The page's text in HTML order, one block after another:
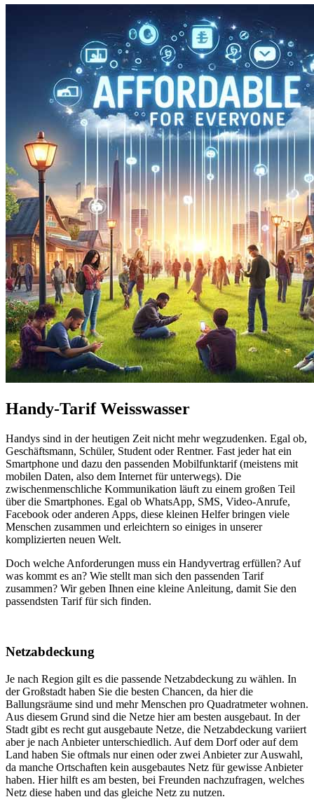
Handy-Tarif Weisswasser
Handys sind in der heutigen Zeit nicht mehr wegzudenken. Egal ob,
Geschäftsmann, Schüler, Student oder Rentner. Fast jeder hat ein
Smartphone und dazu den passenden Mobilfunktarif (meistens mit
mobilen Daten, also dem Internet für unterwegs). Die
zwischenmenschliche Kommunikation läuft zu einem großen Teil
über die Smartphones. Egal ob WhatsApp, SMS, Video-Anrufe,
Facebook oder anderen Apps, diese kleinen Helfer bringen viele
Menschen zusammen und erleichtern so einiges in unserer
komplizierten neuen Welt.
Doch welche Anforderungen muss ein Handyvertrag erfüllen? Auf
was kommt es an? Wie stellt man sich den passenden Tarif
zusammen? Wir geben Ihnen eine kleine Anleitung, damit Sie den
passendsten Tarif für sich finden.
Netzabdeckung
Je nach Region gilt es die passende Netzabdeckung zu wählen. In
der Großstadt haben Sie die besten Chancen, da hier die
Ballungsräume sind und mehr Menschen pro Quadratmeter wohnen.
Aus diesem Grund sind die Netze hier am besten ausgebaut. In der
Stadt gibt es recht gut ausgebaute Netze, die Netzabdeckung variiert
aber je nach Anbieter unterschiedlich. Auf dem Dorf oder auf dem
Land haben Sie oftmals nur einen oder zwei Anbieter zur Auswahl,
da manche Ortschaften kein ausgebautes Netz für gewisse Anbieter
haben. Hier hilft es am besten, bei Freunden nachzufragen, welches
Netz diese haben und das gleiche Netz zu nutzen.